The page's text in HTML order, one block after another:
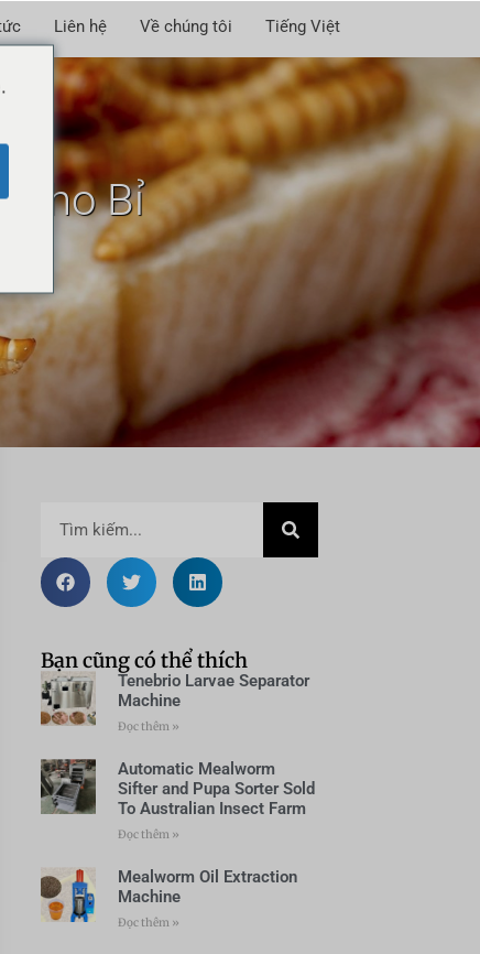
Liên hệ Về chúng tôi Tiếng Việt
cho Bỉ
Bạn cũng có thể thích
Tenebrio Larvae Separator
Machine
Đọc thêm »
Automatic Mealworm
Sifter and Pupa Sorter Sold
To Australian Insect Farm
Đọc thêm »
Mealworm Oil Extraction
Machine
Đọc thêm »